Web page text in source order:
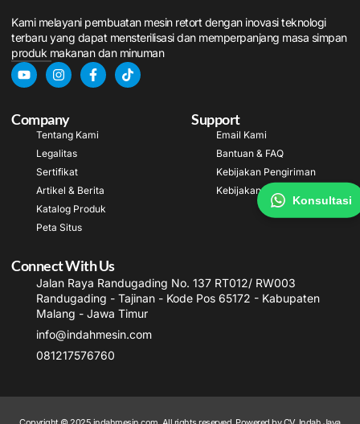
Kami melayani pembuatan mesin retort dengan inovasi teknologi
terbaru yang dapat mensterilisasi dan memperpanjang masa simpan
produk makanan dan minuman
Company
Tentang Kami
Legalitas
Sertifikat
Artikel & Berita
Katalog Produk
Peta Situs
Support
Email Kami
Bantuan & FAQ
Kebijakan Pengiriman
Kebijakan Garansi
Connect With Us
Jalan Raya Randugading No. 137 RT012/ RW003
Randugading - Tajinan - Kode Pos 65172 - Kabupaten
Malang - Jawa Timur
info@indahmesin.com
081217576760
Konsultasi